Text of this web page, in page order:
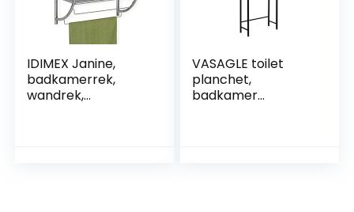
IDIMEX Janine,
badkamerrek,
wandrek,
VASAGLE toilet
planchet,
badkamer